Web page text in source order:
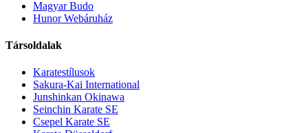
Magyar Budo
Hunor Webáruház
Társoldalak
Karatestílusok
Sakura-Kai International
Junshinkan Okinawa
Seinchin Karate SE
Csepel Karate SE